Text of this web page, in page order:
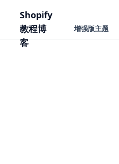
要内容Shopify
教程博
客
增强版主题